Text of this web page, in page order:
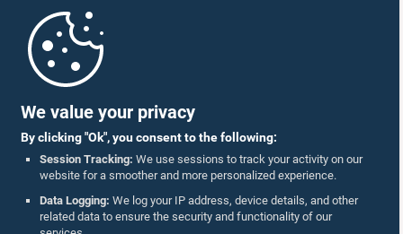
We value your privacy
By clicking "Ok", you consent to the following:
Session Tracking: We use sessions to track your activity on our
website for a smoother and more personalized experience.
Data Logging: We log your IP address, device details, and other
related data to ensure the security and functionality of our
Parliament Mobile App
Follow Us On :